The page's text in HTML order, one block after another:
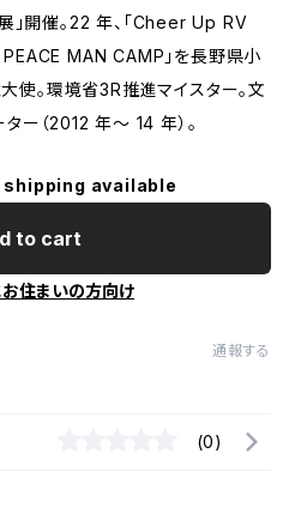
開催。22 年、「Cheer Up RV
MAN CAMP」を長野県小
使。環境省3R推進マイスター。文
ー（2012 年～ 14 年）。
available
to cart
住まいの方向け
通報する
(0)